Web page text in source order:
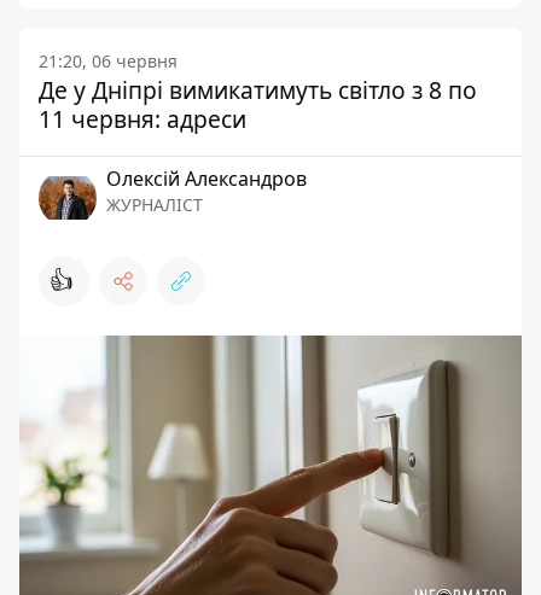
21:20, 06 червня
Де у Дніпрі вимикатимуть світло з 8 по
11 червня: адреси
Олексій Александров
ЖУРНАЛІСТ
👍